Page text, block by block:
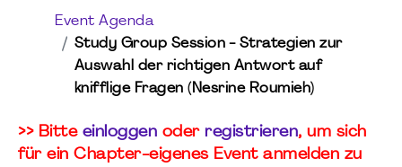
Event Agenda
Study Group Session - Strategien zur
Auswahl der richtigen Antwort auf
knifflige Fragen (Nesrine Roumieh)
>> Bitte einloggen oder registrieren, um sich
für ein Chapter-eigenes Event anmelden zu